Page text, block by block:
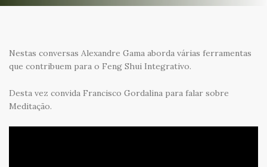
Nestas conversas Alexandre Gama aborda várias ferramentas
que contribuem para o Feng Shui Integrativo.
Desta vez convida Francisco Gordalina para falar sobre
Meditação.